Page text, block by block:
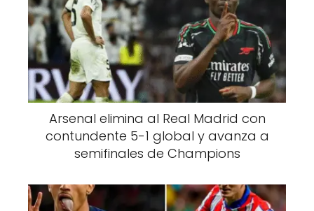
Arsenal elimina al Real Madrid con
contundente 5-1 global y avanza a
semifinales de Champions